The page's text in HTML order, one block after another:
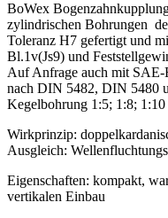
BoWex
zylindrischen Bohrungen
Toleranz H7 gefertigt und
Bl.1v(Js9) und
Auf Anfrage auch mit
nach DIN 5482, DIN 5480
Kegelbohrung 1:5; 1:8; 1:10
Wirkprinzip:
Ausgleich:
Eigenschaften: kompakt,
vertikalen Einbau